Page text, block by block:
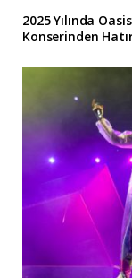
2025 Yılında
Konserinden